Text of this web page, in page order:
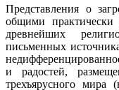
Представления о
общими
древнейших
письменных
и радостей,
трехъярусного